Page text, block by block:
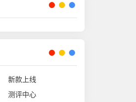
新款上线
测评中心